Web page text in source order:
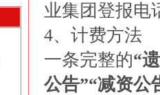
业集团登报电
4、计费方法
一条完整的“
公告”“减资公